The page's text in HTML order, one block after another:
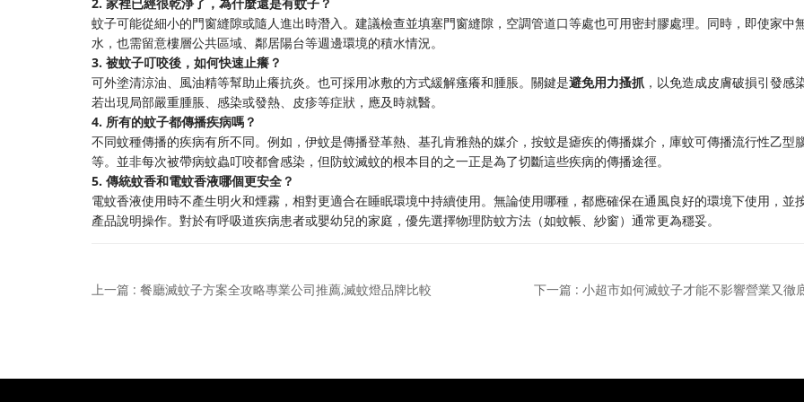
蚊子可能從細小的門窗縫隙或隨人進出時潛入。建議檢查並填塞門窗縫隙，空調管道口等處也可用密封膠處理。同時，即使家中
水，也需留意樓層公共區域、鄰居陽台等週邊環境的積水情況。
3. 被蚊子叮咬後，如何快速止癢？
可外塗清涼油、風油精等幫助止癢抗炎。也可採用冰敷的方式緩解瘙癢和腫脹。關鍵是避免用力搔抓 ，以免造成皮膚破損引發感染
若出現局部嚴重腫脹、感染或發熱、皮疹等症狀，應及時就醫。
4. 所有的蚊子都傳播疾病嗎？
不同蚊種傳播的疾病有所不同。例如，伊蚊是傳播登革熱、基孔肯雅熱的媒介，按蚊是瘧疾的傳播媒介，庫蚊可傳播流行性乙型
等。並非每次被帶病蚊蟲叮咬都會感染，但防蚊滅蚊的根本目的之一正是為了切斷這些疾病的傳播途徑。
5. 傳統蚊香和電蚊香液哪個更安全？
電蚊香液使用時不產生明火和煙霧，相對更適合在睡眠環境中持續使用。無論使用哪種，都應確保在通風良好的環境下使用，並
產品說明操作。對於有呼吸道疾病患者或嬰幼兒的家庭，優先選擇物理防蚊方法（如蚊帳、紗窗）通常更為穩妥。
上一篇 : 餐廳滅蚊子方案全攻略專業公司推薦,滅蚊燈品牌比較 下一篇 : 小超市如何滅蚊子才能不影響營業又徹